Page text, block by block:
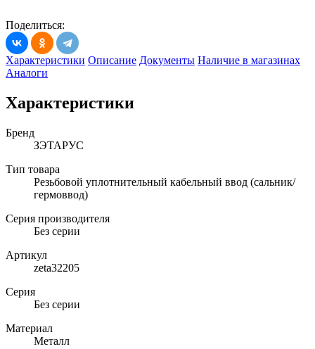
Поделиться:
Характеристики Описание Документы Наличие в магазинах
Аналоги
Характеристики
Бренд
ЗЭТАРУС
Тип товара
Резьбовой уплотнительный кабельный ввод (сальник/
гермоввод)
Серия производителя
Без серии
Артикул
zeta32205
Серия
Без серии
Материал
Металл